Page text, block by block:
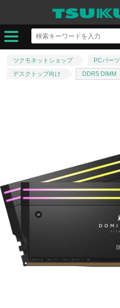
ツクモネットショップ PCパーツ
デスクトップ向け
DDR5 DIMM